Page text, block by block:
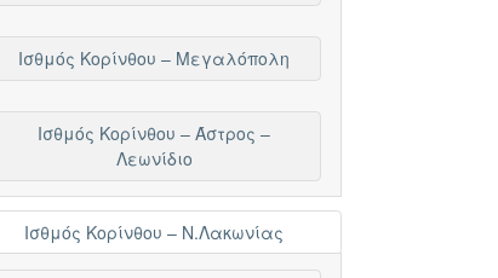
Ισθμός Κορίνθου – Μεγαλόπολη
Ισθμός Κορίνθου – Άστρος –
Λεωνίδιο
Ισθμός Κορίνθου – Ν.Λακωνίας